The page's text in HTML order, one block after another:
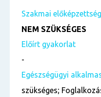
Szakmai előképzettség
NEM SZÜKSÉGES
Előírt gyakorlat
-
Egészségügyi
szükséges;